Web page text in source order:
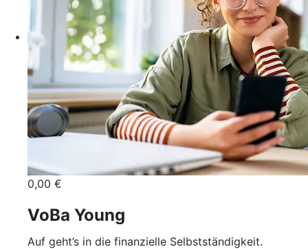
0,00 €
VoBa Young
Auf geht’s in die finanzielle Selbstständigkeit.